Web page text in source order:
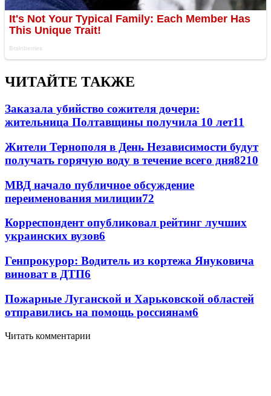
ЧИТАЙТЕ ТАКЖЕ
Заказала убийство сожителя дочери:
жительница Полтавщины получила 10 лет11
Жители Тернополя в День Независимости будут
получать горячую воду в течение всего дня8210
МВД начало публичное обсуждение
переименования милиции72
Корреспондент опубликовал рейтинг лучших
украинских вузов6
Генпрокурор: Водитель из кортежа Януковича
виноват в ДТП6
Пожарные Луганской и Харьковской областей
отправились на помощь россиянам6
Читать комментарии